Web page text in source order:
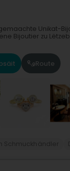
Unikat-
Bijoutier zu
Route